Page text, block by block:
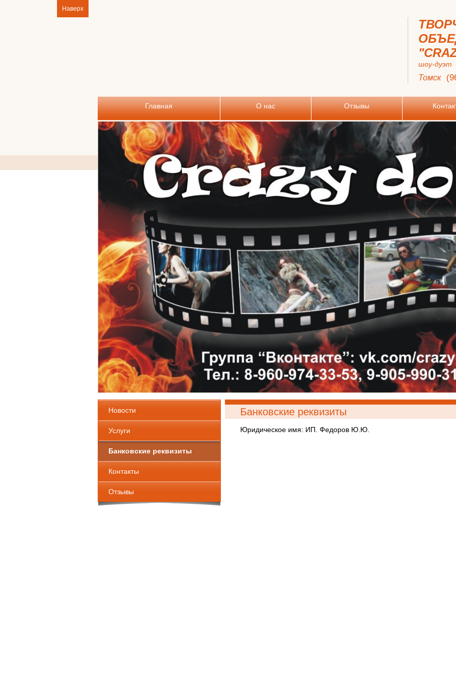
Наверх
шоу-дуэт
Томск
Главная О нас Отзывы
Новости
Услуги
Банковские реквизиты
Контакты
Отзывы
Банковские реквизиты
Юридическое имя: ИП. Федоров Ю.Ю.